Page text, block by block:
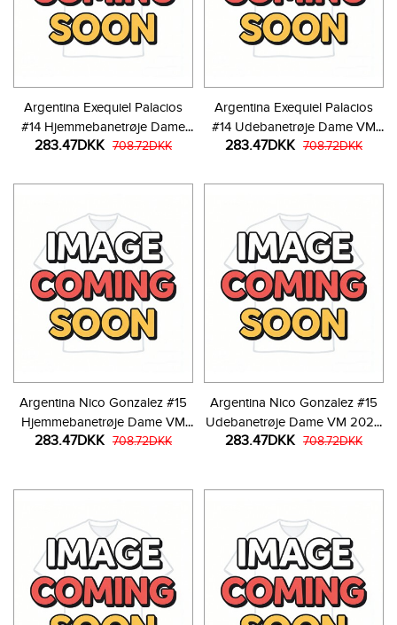
Argentina Exequiel Palacios
#14 Hjemmebanetrøje Dame
VM 2026 Kortærmet
283.47DKK 708.72DKK
Argentina Exequiel Palacios
#14 Udebanetrøje Dame VM
2026 Kortærmet
283.47DKK 708.72DKK
Argentina Nico Gonzalez #15
Hjemmebanetrøje Dame VM
2026 Kortærmet
283.47DKK 708.72DKK
Argentina Nico Gonzalez #15
Udebanetrøje Dame VM 2026
Kortærmet
283.47DKK 708.72DKK